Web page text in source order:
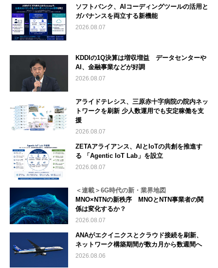
ソフトバンク、AIコーディングツールの活用と
ガバナンスを両立する新機能
2026.08.07
KDDIの1Q決算は増収増益 データセンターや
AI、金融事業などが好調
2026.08.07
アライドテレシス、三原赤十字病院の院内ネッ
トワークを刷新 少人数運用でも安定稼働を支
援
2026.08.07
ZETAアライアンス、AIとIoTの共創を推進す
る 「Agentic IoT Lab」を設立
2026.08.07
＜連載＞6G時代の新・業界地図
MNO×NTNの新秩序 MNOとNTN事業者の関
係は変化するか？
2026.08.07
ANAがエクイニクスとクラウド接続を刷新、
ネットワーク構築期間が数カ月から数週間へ
2026.08.06